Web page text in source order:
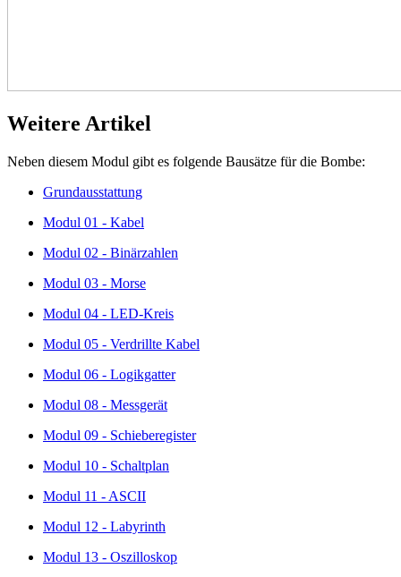
Weitere Artikel
Neben diesem Modul gibt es folgende Bausätze für die Bombe:
Grundausstattung
Modul 01 - Kabel
Modul 02 - Binärzahlen
Modul 03 - Morse
Modul 04 - LED-Kreis
Modul 05 - Verdrillte Kabel
Modul 06 - Logikgatter
Modul 08 - Messgerät
Modul 09 - Schieberegister
Modul 10 - Schaltplan
Modul 11 - ASCII
Modul 12 - Labyrinth
Modul 13 - Oszilloskop